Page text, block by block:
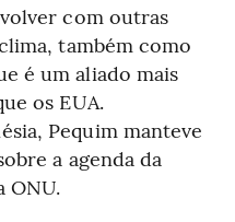
com outras
também como
é um aliado mais
os EUA.
Pequim manteve
a agenda da
ONU.